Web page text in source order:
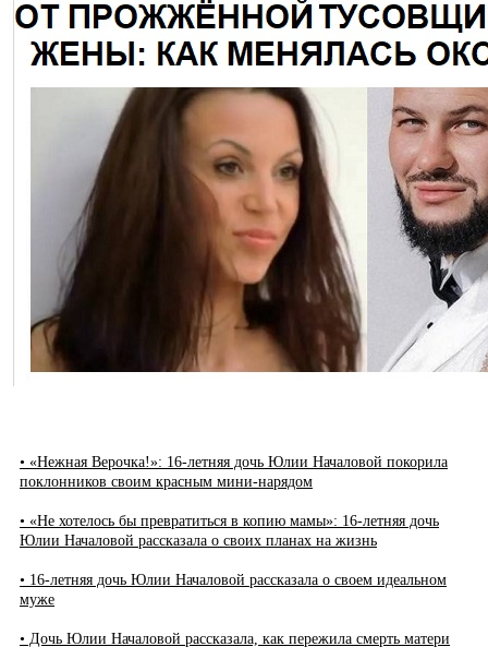
• «Нежная Верочка!»: 16-летняя дочь Юлии Началовой покорила
поклонников своим красным мини-нарядом
• «Не хотелось бы превратиться в копию мамы»: 16-летняя дочь
Юлии Началовой рассказала о своих планах на жизнь
• 16-летняя дочь Юлии Началовой рассказала о своем идеальном
муже
• Дочь Юлии Началовой рассказала, как пережила смерть матери